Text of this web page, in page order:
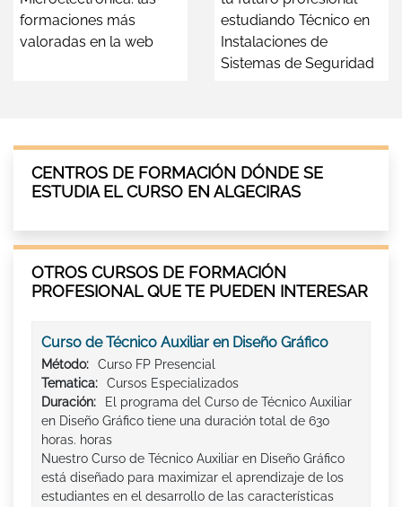
formaciones más
valoradas en la web
estudiando Técnico en
Instalaciones de
Sistemas de Seguridad
CENTROS DE FORMACIÓN DÓNDE SE
ESTUDIA EL CURSO EN ALGECIRAS
OTROS CURSOS DE FORMACIÓN
PROFESIONAL QUE TE PUEDEN INTERESAR
Curso de Técnico Auxiliar en Diseño Gráfico
Método:
Curso FP Presencial
Tematica:
Cursos Especializados
Duración:
El programa del Curso de Técnico Auxiliar
en Diseño Gráfico tiene una duración total de 630
horas. horas
Nuestro Curso de Técnico Auxiliar en Diseño Gráfico
está diseñado para maximizar el aprendizaje de los
estudiantes en el desarrollo de las características